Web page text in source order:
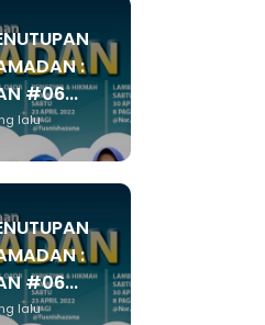
:
#06...
lalu
:
#06...
lalu